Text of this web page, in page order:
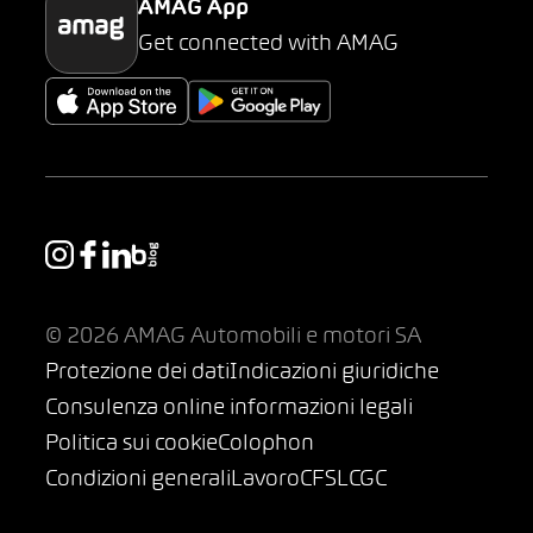
AMAG App
Get connected with AMAG
© 2026 AMAG Automobili e motori SA
Protezione dei datiIndicazioni giuridiche
Consulenza online informazioni legali
Politica sui cookieColophon
Condizioni generaliLavoroCFSLCGC